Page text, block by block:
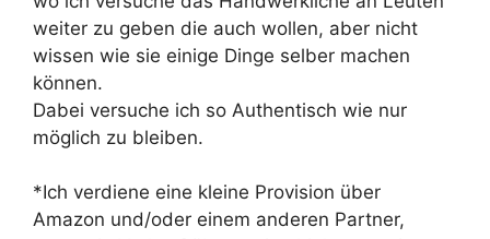
weiter zu geben die auch wollen, aber nicht
wissen wie sie einige Dinge selber machen
können.
Dabei versuche ich so Authentisch wie nur
möglich zu bleiben.
*Ich verdiene eine kleine Provision über
Amazon und/oder einem anderen Partner,